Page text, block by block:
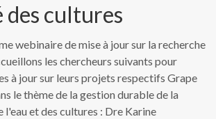
des cultures
webinaire de mise à jour sur la recherche
les chercheurs suivants pour
à jour sur leurs projets respectifs Grape
le thème de la gestion durable de la
l'eau et des cultures : Dre Karine